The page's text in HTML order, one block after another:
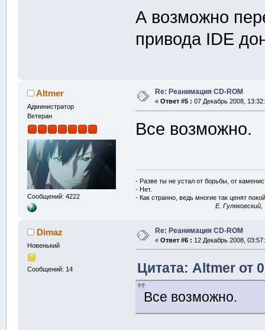
А возможно
привода IDE
Altmer
Администратор
Ветеран
Сообщений: 4222
Re: Реанимация CD-ROM
« Ответ #5 : 07 Декабрь 2008,
Все возможно.
- Разве ты не устал от борьбы, от
- Нет.
- Как странно, ведь многие так ценят
E.
Dimaz
Новенький
Сообщений: 14
Re: Реанимация CD-ROM
« Ответ #6 : 12 Декабрь 2008,
Цитата: Altmer от
Все возможно.